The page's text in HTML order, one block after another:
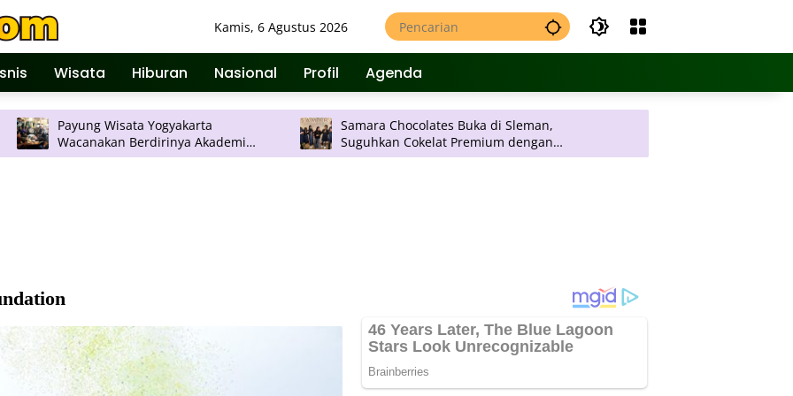
Kamis, 6 Agustus 2026
Wisata Hiburan Nasional Profil Agenda
Yogyakarta
Berdirinya Akademi
di DIY
Samara Chocolates Buka di Sleman,
Suguhkan Cokelat Premium dengan
Rasa Mendalam